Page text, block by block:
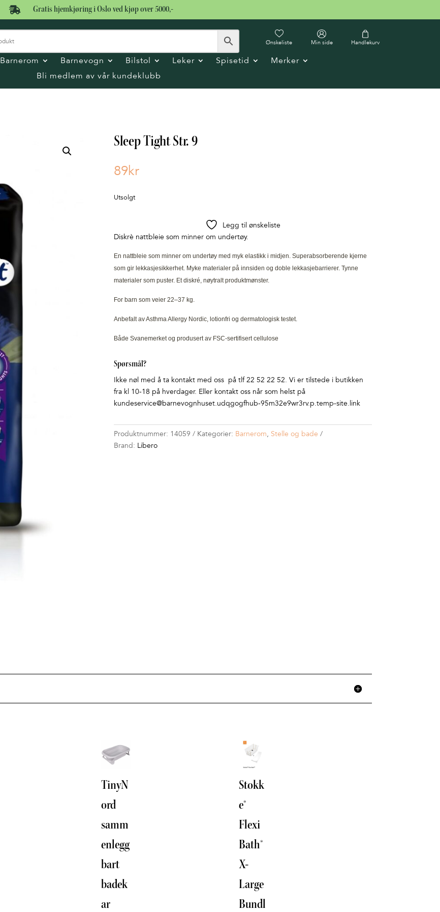
 Gratis hjemkjøring i Oslo ved kjøp over 5000,-
Ønskeliste Min side Handlekurv
Barnerom Barnevogn Bilstol Leker Spisetid
Merker
Bli medlem av vår kundeklubb
Sleep Tight Str. 9
89kr
Utsolgt
Legg til ønskeliste
Diskrè nattbleie som minner om undertøy.
En nattbleie som minner om undertøy med myk elastikk i midjen. Superabsorberende kjerne
som gir lekkasjesikkerhet. Myke materialer på innsiden og doble lekkasjebarrierer. Tynne
materialer som puster. Et diskré, nøytralt produktmønster.
For barn som veier 22–37 kg.
Anbefalt av Asthma Allergy Nordic, lotionfri og dermatologisk testet.
Både Svanemerket og produsert av FSC-sertifisert cellulose
Spørsmål?
Ikke nøl med å ta kontakt med oss på tlf 22 52 22 52. Vi er tilstede i butikken
fra kl 10-18 på hverdager. Eller kontakt oss når som helst på
kundeservice@barnevognhuset.udqgogfhub-95m32e9wr3rv.p.temp-site.link
Produktnummer: 14059 Kategorier: Barnerom, Stelle og bade
Brand: Libero
TinyN
ord
samm
enlegg
bart
badek
ar
Stokk
e®
Flexi
Bath®
X-
Large
Bundl